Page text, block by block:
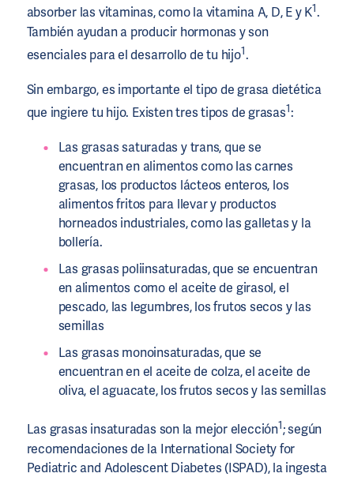
absorber las vitaminas, como la vitamina A, D, E y K1.
También ayudan a producir hormonas y son
esenciales para el desarrollo de tu hijo1.
Sin embargo, es importante el tipo de grasa dietética
que ingiere tu hijo. Existen tres tipos de grasas1:
Las grasas saturadas y trans, que se
encuentran en alimentos como las carnes
grasas, los productos lácteos enteros, los
alimentos fritos para llevar y productos
horneados industriales, como las galletas y la
bollería.
Las grasas poliinsaturadas, que se encuentran
en alimentos como el aceite de girasol, el
pescado, las legumbres, los frutos secos y las
semillas
Las grasas monoinsaturadas, que se
encuentran en el aceite de colza, el aceite de
oliva, el aguacate, los frutos secos y las semillas
Las grasas insaturadas son la mejor elección1; según
recomendaciones de la International Society for
Pediatric and Adolescent Diabetes (ISPAD), la ingesta